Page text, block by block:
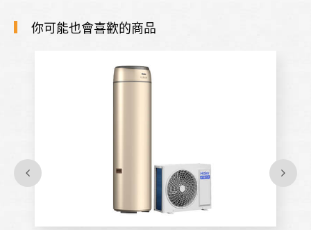
你可能也會喜歡的商品